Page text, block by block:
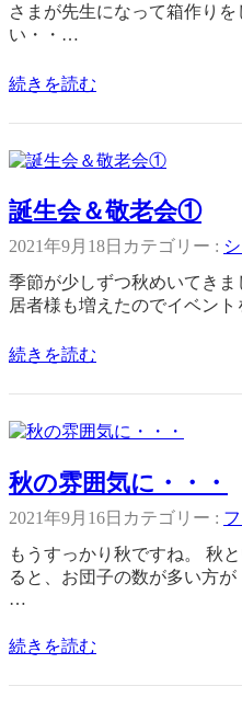
さまが先生になって箱作り
い・・…
続きを読む
誕生会＆敬老会①
2021年9月18日 カテゴリー :
季節が少しずつ秋めいてき
居者様も増えたのでイベン
続きを読む
秋の雰囲気に・・・
2021年9月16日 カテゴリー :
もうすっかり秋ですね。 秋
ると、お団子の数が多い方が
…
続きを読む